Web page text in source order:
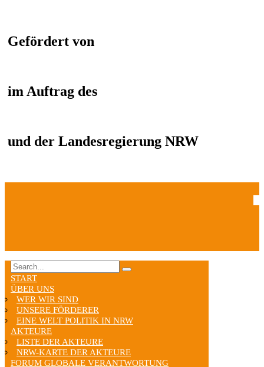
Gefördert von
im Auftrag des
und der Landesregierung NRW
START
ÜBER UNS
WER WIR SIND
UNSERE FÖRDERER
EINE WELT POLITIK IN NRW
AKTEURE
LISTE DER AKTEURE
NRW-KARTE DER AKTEURE
FORUM GLOBALE VERANTWORTUNG